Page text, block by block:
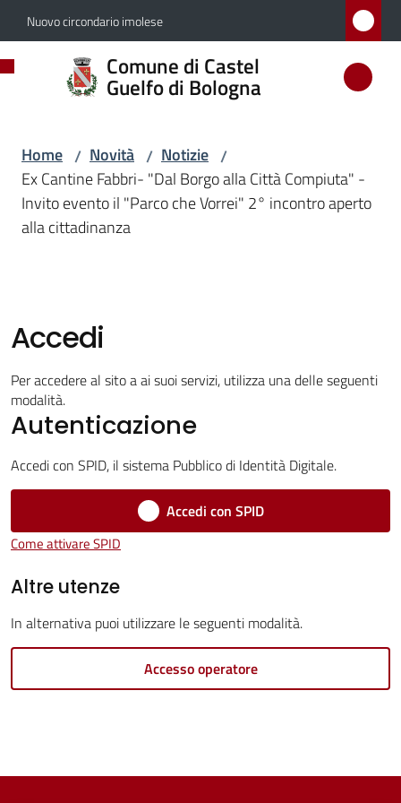
Vai al contenuto
Vai alla navigazione
Vai al footer
Nuovo circondario imolese
Comune di Castel
Guelfo di Bologna
Comune
di
di
Bologna
Novità
Menu selezionato
Servizi
Vivere
Servizi
online
Tutti
Home / Novità / Notizie /
Ex Cantine Fabbri- "Dal Borgo alla Città Compiuta" -
Invito evento il "Parco che Vorrei" 2° incontro aperto
alla cittadinanza
Accedi
Per accedere al sito a ai suoi servizi, utilizza una delle seguenti
modalità.
Autenticazione
Accedi con SPID, il sistema Pubblico di Identità Digitale.
Accedi con SPID
Come attivare SPID
Altre utenze
In alternativa puoi utilizzare le seguenti modalità.
Accesso operatore